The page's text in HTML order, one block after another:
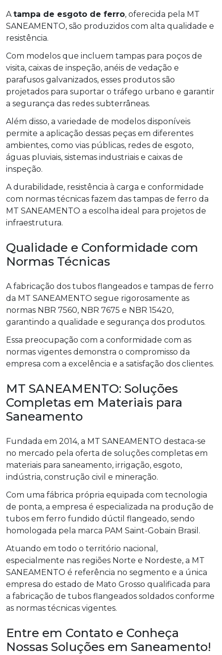
Atampa de esgoto de ferro, oferecida pela MT
SANEAMENTO, são produzidos com alta qualidade e
resistência.
Com modelos que incluem tampas para poços de
visita, caixas de inspeção, anéis de vedação e
parafusos galvanizados, esses produtos são
projetados para suportar o tráfego urbano e garantir
a segurança das redes subterrâneas.
Além disso, a variedade de modelos disponíveis
permite a aplicação dessas peças em diferentes
ambientes, como vias públicas, redes de esgoto,
águas pluviais, sistemas industriais e caixas de
inspeção.
A durabilidade, resistência à carga e conformidade
com normas técnicas fazem das tampas de ferro da
MT SANEAMENTO a escolha ideal para projetos de
infraestrutura.
Qualidade e Conformidade com
Normas Técnicas
A fabricação dos tubos flangeados e tampas de ferro
da MT SANEAMENTO segue rigorosamente as
normas NBR 7560, NBR 7675 e NBR 15420,
garantindo a qualidade e segurança dos produtos.
Essa preocupação com a conformidade com as
normas vigentes demonstra o compromisso da
empresa com a excelência e a satisfação dos clientes.
MT SANEAMENTO: Soluções
Completas em Materiais para
Saneamento
Fundada em 2014, a MT SANEAMENTO destaca-se
no mercado pela oferta de soluções completas em
materiais para saneamento, irrigação, esgoto,
indústria, construção civil e mineração.
Com uma fábrica própria equipada com tecnologia
de ponta, a empresa é especializada na produção de
tubos em ferro fundido dúctil flangeado, sendo
homologada pela marca PAM Saint-Gobain Brasil.
Atuando em todo o território nacional,
especialmente nas regiões Norte e Nordeste, a MT
SANEAMENTO é referência no segmento e a única
empresa do estado de Mato Grosso qualificada para
a fabricação de tubos flangeados soldados conforme
as normas técnicas vigentes.
Entre em Contato e Conheça
Nossas Soluções em Saneamento!